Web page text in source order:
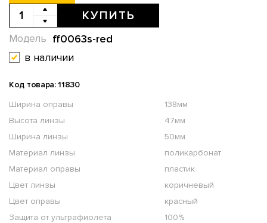
КУПИТЬ
ff0063s-red
Модель
в наличии
Код товара: 11830
Ширина оправы
138мм
Высота линзы
47мм
Ширина линзы
50мм
Материал линзы
поликарбонат
Материал оправы
пластик
Цвет линзы
коричневый
Цвет оправы
красный
Защита от ультрафиолета
100%